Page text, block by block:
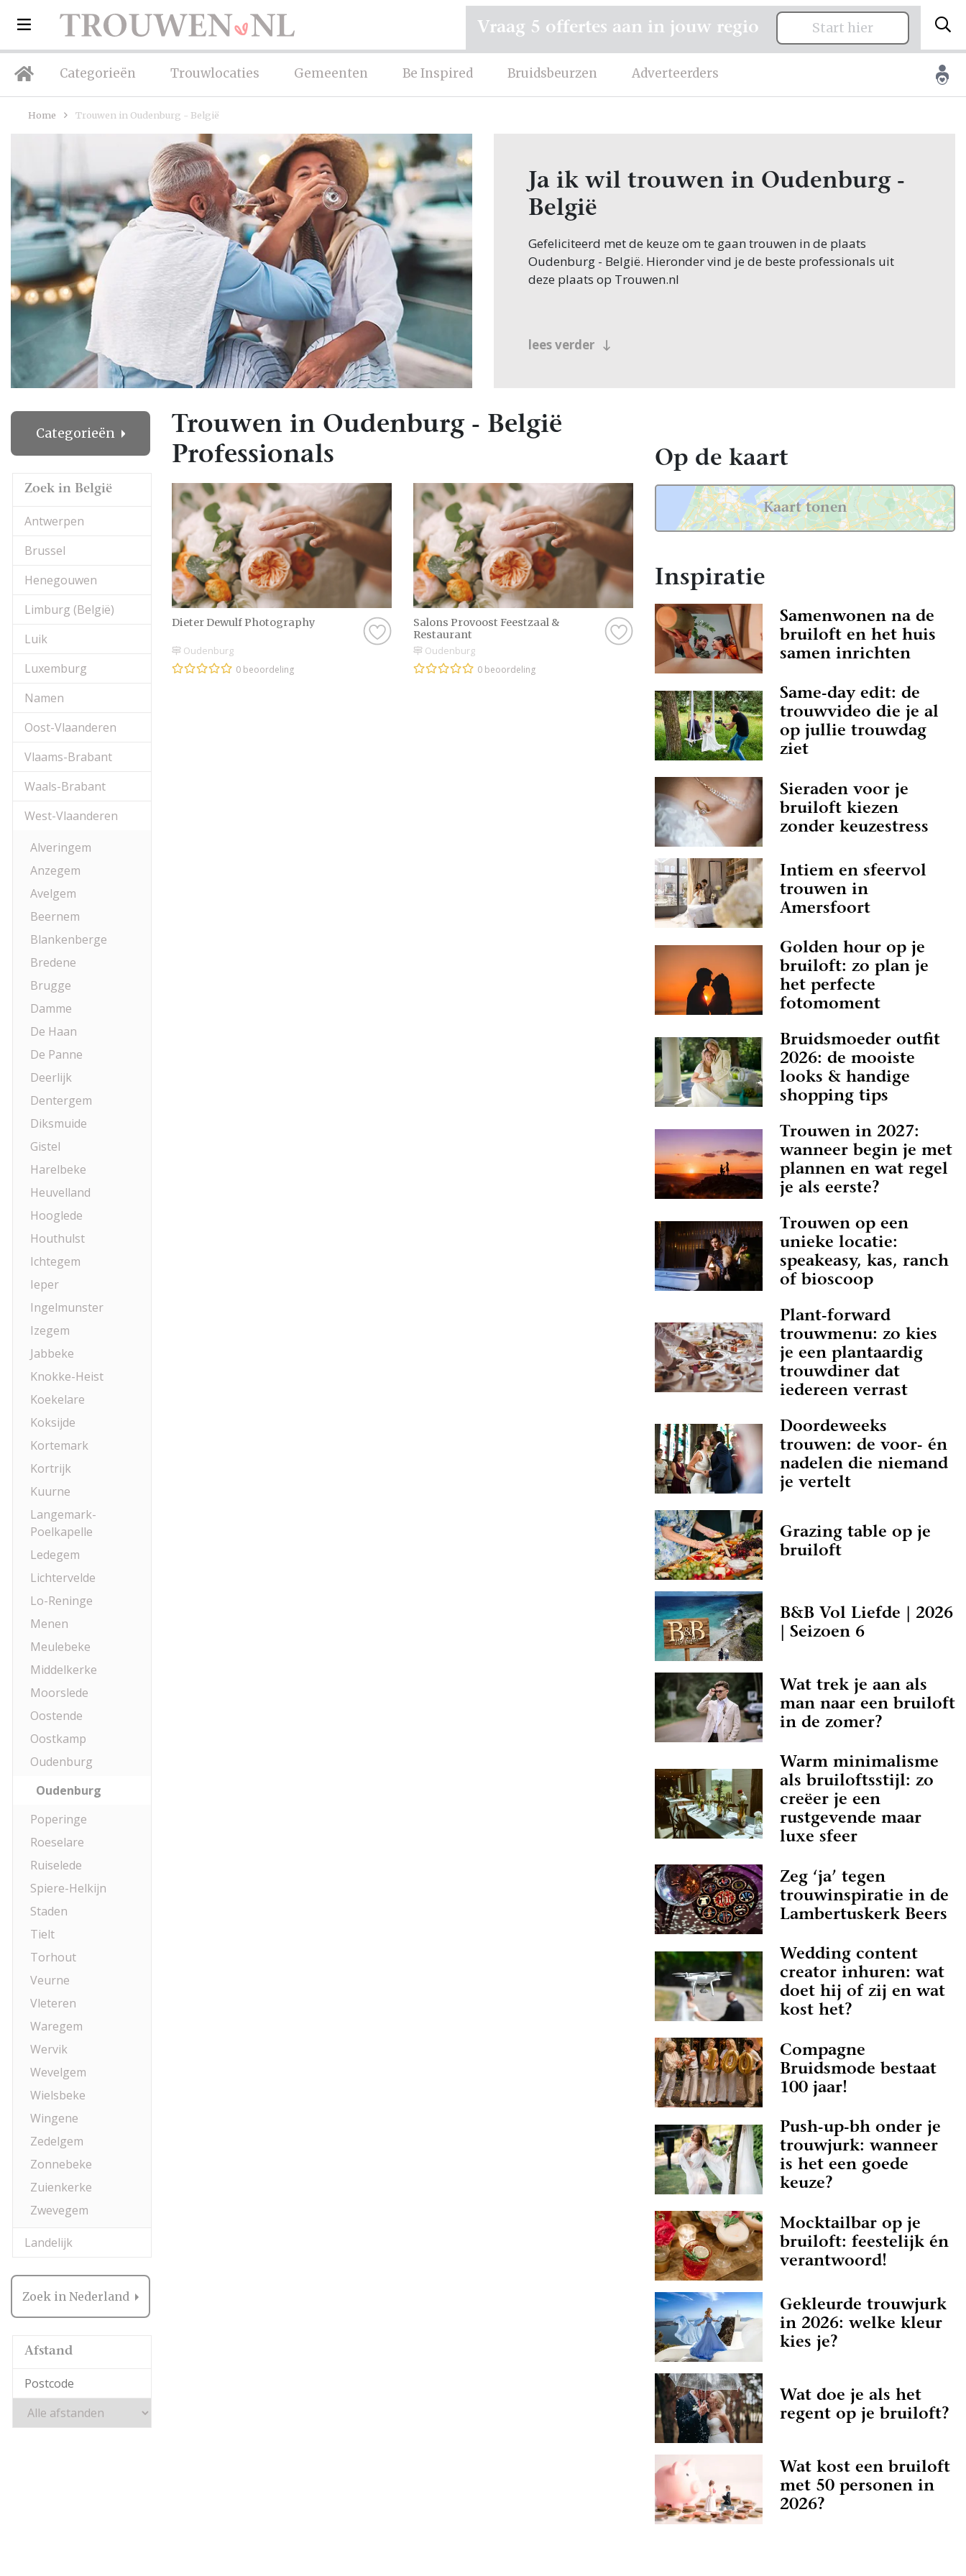
Categorieën Trouwlocaties Gemeenten Be Inspired Bruidsbeurzen Adverteerders
Vraag 5 offertes aan in jouw regio Start hier
Home Trouwen in Oudenburg - België
Ja ik wil trouwen in Oudenburg -
België
Gefeliciteerd met de keuze om te gaan trouwen in de plaats
Oudenburg - België. Hieronder vind je de beste professionals uit
deze plaats op Trouwen.nl
lees verder
Categorieën
Zoek in België
Antwerpen
Brussel
Henegouwen
Limburg (België)
Luik
Luxemburg
Namen
Oost-Vlaanderen
Vlaams-Brabant
Waals-Brabant
West-Vlaanderen
Alveringem
Anzegem
Avelgem
Beernem
Blankenberge
Bredene
Brugge
Damme
De Haan
De Panne
Deerlijk
Dentergem
Diksmuide
Gistel
Harelbeke
Heuvelland
Hooglede
Houthulst
Ichtegem
Ieper
Ingelmunster
Izegem
Jabbeke
Knokke-Heist
Koekelare
Koksijde
Kortemark
Kortrijk
Kuurne
Langemark-
Poelkapelle
Ledegem
Lichtervelde
Lo-Reninge
Menen
Meulebeke
Middelkerke
Moorslede
Oostende
Oostkamp
Oudenburg
Oudenburg
Poperinge
Roeselare
Ruiselede
Spiere-Helkijn
Staden
Tielt
Torhout
Veurne
Vleteren
Waregem
Wervik
Wevelgem
Wielsbeke
Wingene
Zedelgem
Zonnebeke
Zuienkerke
Zwevegem
Landelijk
Zoek in Nederland
Afstand
Trouwen in Oudenburg - België
Professionals
Dieter Dewulf Photography
Oudenburg
0 beoordeling
Salons Provoost Feestzaal &
Restaurant
Oudenburg
0 beoordeling
Op de kaart
Kaart tonen
Inspiratie
Samenwonen na de
bruiloft en het huis
samen inrichten
Same-day edit: de
trouwvideo die je al
op jullie trouwdag
ziet
Sieraden voor je
bruiloft kiezen
zonder keuzestress
Intiem en sfeervol
trouwen in
Amersfoort
Golden hour op je
bruiloft: zo plan je
het perfecte
fotomoment
Bruidsmoeder outfit
2026: de mooiste
looks & handige
shopping tips
Trouwen in 2027:
wanneer begin je met
plannen en wat regel
je als eerste?
Trouwen op een
unieke locatie:
speakeasy, kas, ranch
of bioscoop
Plant-forward
trouwmenu: zo kies
je een plantaardig
trouwdiner dat
iedereen verrast
Doordeweeks
trouwen: de voor- én
nadelen die niemand
je vertelt
Grazing table op je
bruiloft
B&B Vol Liefde | 2026
| Seizoen 6
Wat trek je aan als
man naar een bruiloft
in de zomer?
Warm minimalisme
als bruiloftsstijl: zo
creëer je een
rustgevende maar
luxe sfeer
Zeg ‘ja’ tegen
trouwinspiratie in de
Lambertuskerk Beers
Wedding content
creator inhuren: wat
doet hij of zij en wat
kost het?
Compagne
Bruidsmode bestaat
100 jaar!
Push-up-bh onder je
trouwjurk: wanneer
is het een goede
keuze?
Mocktailbar op je
bruiloft: feestelijk én
verantwoord!
Gekleurde trouwjurk
in 2026: welke kleur
kies je?
Wat doe je als het
regent op je bruiloft?
Wat kost een bruiloft
met 50 personen in
2026?